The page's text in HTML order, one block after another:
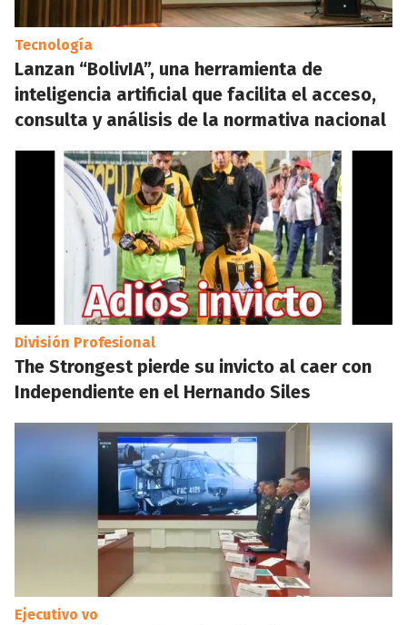
Tecnología
Lanzan “BolivIA”, una herramienta de
inteligencia artificial que facilita el acceso,
consulta y análisis de la normativa nacional
División Profesional
The Strongest pierde su invicto al caer con
Independiente en el Hernando Siles
Ejecutivo vo